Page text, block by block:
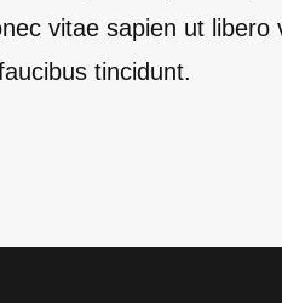
vitae sapien ut
tincidunt.